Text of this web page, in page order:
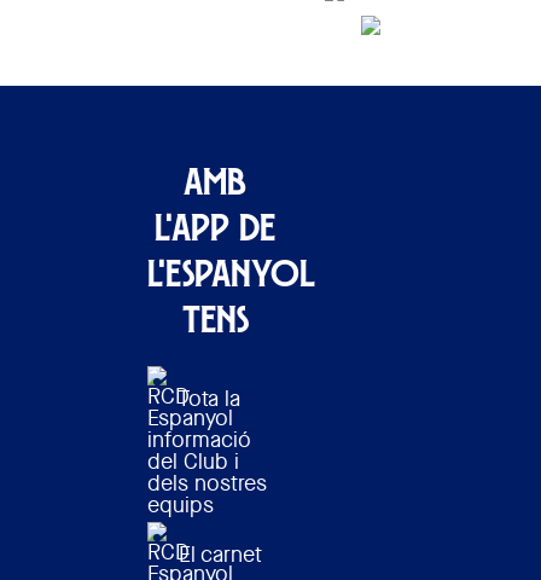
Amb
l'APP de
l'Espanyol
tens
Tota la
informació
del Club i
dels nostres
equips
El carnet